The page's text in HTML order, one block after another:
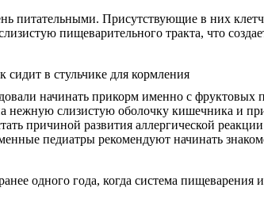
питательными. Присутствующие в них
пищеварительного тракта, что
начинать прикорм именно с
нежную слизистую оболочку кишечника и
причиной развития аллергической
педиатры рекомендуют начинать
одного года, когда система пищеварения